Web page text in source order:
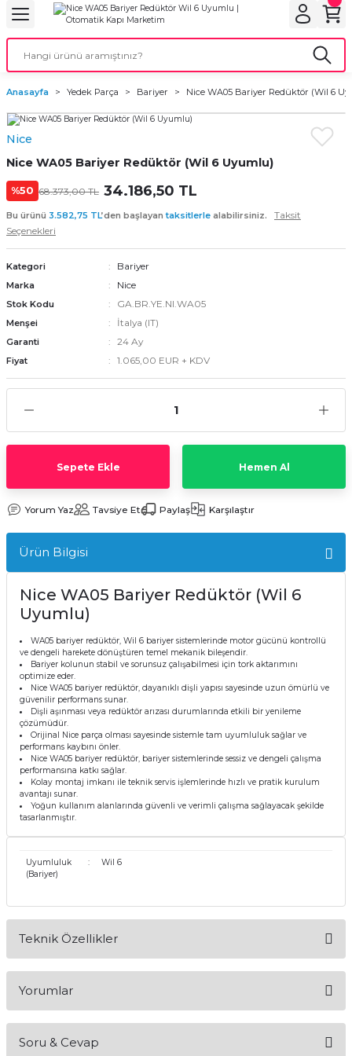
Geri Dön
Geri Dön
Motorlar
Geri Dön
Geri Dön
Geri Dön
Anasayfa Yedek Parça Bariyer Nice WA05 Bariyer Redüktör (Wil 6
Nice
Nice WA05 Bariyer Redüktör (Wil 6 Uyumlu)
%50 68.373,00 TL 34.186,50 TL
Bu ürünü 3.582,75 TL’den başlayantaksitlerle alabilirsiniz.
Taksit
Seçenekleri
Kategori Bariyer
Marka Nice
Stok Kodu GA.BR.YE.NI.WA05
Menşei İtalya (IT)
Garanti 24 Ay
Fiyat 1.065,00 EUR + KDV
Sepete Ekle Hemen Al
Yorum Yaz Tavsiye Et Paylaş Karşılaştır
Ürün Bilgisi
Nice WA05 Bariyer Redüktör (Wil 6
Uyumlu)
WA05 bariyer redüktör, Wil 6 bariyer sistemlerinde motor gücünü kontrollü
ve dengeli harekete dönüştüren temel mekanik bileşendir.
Bariyer kolunun stabil ve sorunsuz çalışabilmesi için tork aktarımını
optimize eder.
Nice WA05 bariyer redüktör, dayanıklı dişli yapısı sayesinde uzun ömürlü ve
güvenilir performans sunar.
Dişli aşınması veya redüktör arızası durumlarında etkili bir yenileme
çözümüdür.
Orijinal Nice parça olması sayesinde sistemle tam uyumluluk sağlar ve
performans kaybını önler.
Nice WA05 bariyer redüktör, bariyer sistemlerinde sessiz ve dengeli çalışma
performansına katkı sağlar.
Kolay montaj imkanı ile teknik servis işlemlerinde hızlı ve pratik kurulum
avantajı sunar.
Yoğun kullanım alanlarında güvenli ve verimli çalışma sağlayacak şekilde
tasarlanmıştır.
Uyumluluk
(Bariyer)
: Wil 6
Teknik Özellikler
Uyumluluk
FonksiyonTork Dönüşümü ve Güç Aktarımı
Yorumlar
Soru & Cevap